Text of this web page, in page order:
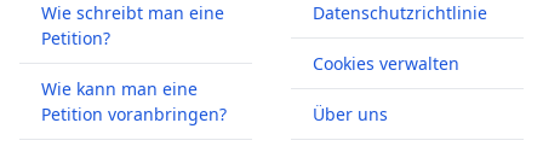
Wie schreibt man eine
Petition?
Wie kann man eine
Petition voranbringen?
Datenschutzrichtlinie
Cookies verwalten
Über uns